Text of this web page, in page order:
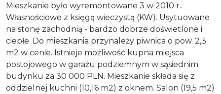
Mieszkanie było wyremontowane 3 w 2010 r..
Własnościowe z księgą wieczystą (KW). Usytuowane
na stonę zachodnią - bardzo dobrze doświetlone i
ciepłe. Do mieszkania przynależy piwnica o pow. 2,3
m2 w cenie. Istnieje możliwość kupna miejsca
postojowego w garażu podziemnym w sąsiednim
budynku za 30 000 PLN. Mieszkanie składa się z
oddzielnej kuchni (10,16 m2) z oknem. Salon (19,5 m2)